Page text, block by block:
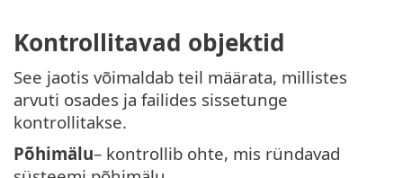
Kontrollitavad objektid
See jaotis võimaldab teil määrata, millistes
arvuti osades ja failides sissetunge
kontrollitakse.
Põhimälu– kontrollib ohte, mis ründavad